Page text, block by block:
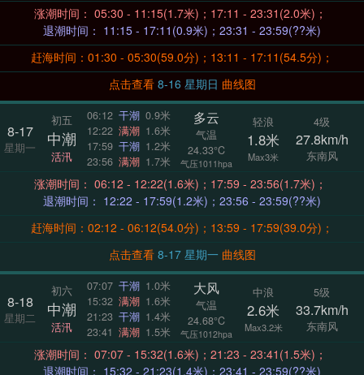
涨潮时间： 05:30 - 11:15(1.7米)；17:11 - 23:31(2.0米)；
退潮时间： 11:15 - 17:11(0.9米)；23:31 - 23:59(??米)
赶海时间：01:30 - 05:30(59.0分)；13:11 - 17:11(54.5分)；
点击查看
8-16 星期日 曲线图
8-17
星期一
初五
中潮
活汛
06:12 干潮 0.9米
12:22 满潮 1.6米
17:59 干潮 1.2米
23:56 满潮 1.7米
多云
气温
24.33°C
气压1011hpa
轻浪
1.8米
Max3米
4级
27.8km/h
东南风
涨潮时间： 06:12 - 12:22(1.6米)；17:59 - 23:56(1.7米)；
退潮时间： 12:22 - 17:59(1.2米)；23:56 - 23:59(??米)
赶海时间：02:12 - 06:12(54.0分)；13:59 - 17:59(39.0分)；
点击查看
8-17 星期一 曲线图
8-18
星期二
初六
中潮
活汛
07:07 干潮 1.0米
15:32 满潮 1.6米
21:23 干潮 1.4米
23:41 满潮 1.5米
大风
气温
24.68°C
气压1012hpa
中浪
2.6米
Max3.2米
5级
33.7km/h
东南风
涨潮时间： 07:07 - 15:32(1.6米)；21:23 - 23:41(1.5米)；
退潮时间： 15:32 - 21:23(1.4米)；23:41 - 23:59(??米)